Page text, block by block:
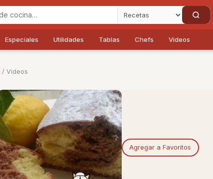
Especiales Utilidades Tablas Chefs Videos
/ Videos
Agregar a Favoritos